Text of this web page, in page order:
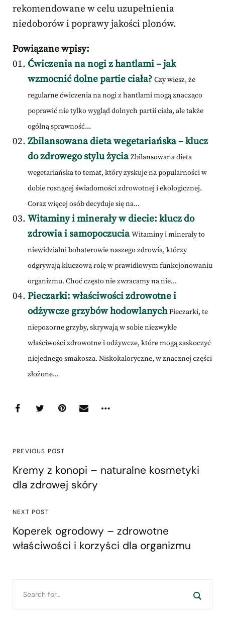
rekomendowane w celu uzupełnienia
niedoborów i poprawy jakości plonów.
Powiązane wpisy:
Ćwiczenia na nogi z hantlami – jak
wzmocnić dolne partie ciała? Czy wiesz, że
regularne ćwiczenia na nogi z hantlami mogą znacząco
poprawić nie tylko wygląd dolnych partii ciała, ale także
ogólną sprawność...
Zbilansowana dieta wegetariańska – klucz
do zdrowego stylu życia Zbilansowana dieta
wegetariańska to temat, który zyskuje na popularności w
dobie rosnącej świadomości zdrowotnej i ekologicznej.
Coraz więcej osób decyduje się na...
Witaminy i minerały w diecie: klucz do
zdrowia i samopoczucia Witaminy i minerały to
niewidzialni bohaterowie naszego zdrowia, którzy
odgrywają kluczową rolę w prawidłowym funkcjonowaniu
organizmu. Choć często nie zwracamy na nie...
Pieczarki: właściwości zdrowotne i
odżywcze grzybów hodowlanych Pieczarki, te
niepozorne grzyby, skrywają w sobie niezwykłe
właściwości zdrowotne i odżywcze, które mogą zaskoczyć
niejednego smakosza. Niskokaloryczne, w znacznej części
złożone...
PREVIOUS POST
Kremy z konopi – naturalne kosmetyki
dla zdrowej skóry
NEXT POST
Koperek ogrodowy – zdrowotne
właściwości i korzyści dla organizmu